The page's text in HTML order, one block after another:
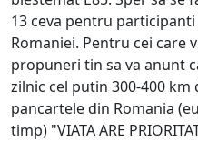
13 ceva pentru
Romaniei. Pentru cei care
propuneri tin sa va anunt
zilnic cel putin 300-400 km
pancartele din Romania
timp) "VIATA ARE